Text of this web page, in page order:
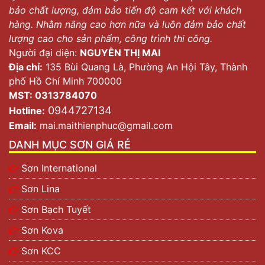
Sơn KCC Paint Việt Nam – Thương hiệu sơn số 1 hiện
nay
Mặc dù trên thị trường hiện nay có rất nhiều những sản
phẩm sơn cao cấp khác nhau. Tuy nhiên không phải
thương hiệu sơn nào cũng gặt hái được thành công và
trở thành sự lựa chọn của khách hàng. Vì thế dù là
hàng nhập khẩu hay hàng nội thì các hãng sơn cũng
bảo chất lượng, đảm bảo tiến độ cam kết với khách
hàng. Nhằm nâng cao hơn nữa và luôn đảm bảo chất
lượng cao cho sản phẩm, công trình thi công.
Người đại diện: NGUYỄN THỊ MAI
Địa chỉ: 135 Bùi Quang Là, Phường An Hội Tây, Thành
phố Hồ Chí Minh 700000
MST: 0313784070
Hotline: 0944727134
Email: mai.maithienphuc@gmail.com
DANH MỤC SƠN GIÁ RẺ
Sơn International
Sơn Lina
Sơn Bạch Tuyết
Sơn Kova
Sơn KCC